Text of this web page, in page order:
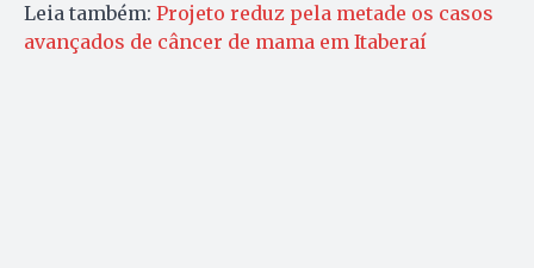
Leia também: Projeto reduz pela metade os casos
avançados de câncer de mama em Itaberaí